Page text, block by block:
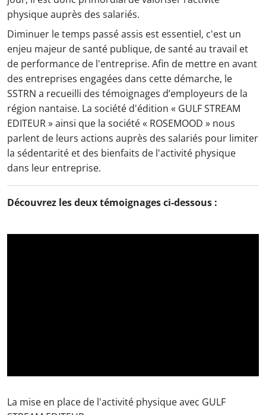
physique auprès des salariés.
Diminuer le temps passé assis est essentiel, c'est un
enjeu majeur de santé publique, de santé au travail et
de performance de l'entreprise. Afin de mettre en avant
des entreprises engagées dans cette démarche, le
SSTRN a recueilli des témoignages d’employeurs de la
région nantaise. La société d'édition « GULF STREAM
EDITEUR » ainsi que la société « ROSEMOOD » nous
parlent de leurs actions auprès des salariés pour limiter
la sédentarité et des bienfaits de l'activité physique
dans leur entreprise.
Découvrez les deux témoignages ci-dessous :
La mise en place de l'activité physique avec GULF